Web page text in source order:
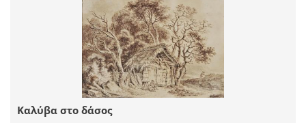
Καλύβα στο δάσος